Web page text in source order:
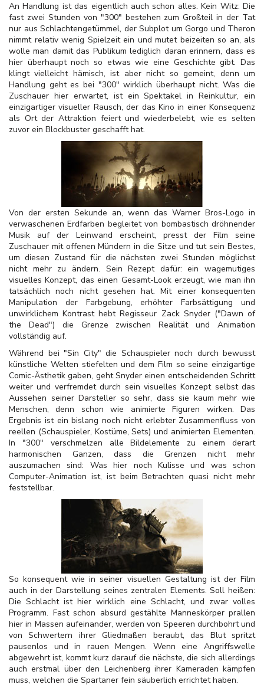
An Handlung ist das eigentlich auch schon alles. Kein Witz: Die
fast zwei Stunden von "300" bestehen zum Großteil in der Tat
nur aus Schlachtengetümmel, der Subplot um Gorgo und Theron
nimmt relativ wenig Spielzeit ein und mutet beizeiten so an, als
wolle man damit das Publikum lediglich daran erinnern, dass es
hier überhaupt noch so etwas wie eine Geschichte gibt. Das
klingt vielleicht hämisch, ist aber nicht so gemeint, denn um
Handlung geht es bei "300" wirklich überhaupt nicht. Was die
Zuschauer hier erwartet, ist ein Spektakel in Reinkultur, ein
einzigartiger visueller Rausch, der das Kino in einer Konsequenz
als Ort der Attraktion feiert und wiederbelebt, wie es selten
zuvor ein Blockbuster geschafft hat.
Von der ersten Sekunde an, wenn das Warner Bros-Logo in
verwaschenen Erdfarben begleitet von bombastisch dröhnender
Musik auf der Leinwand erscheint, presst der Film seine
Zuschauer mit offenen Mündern in die Sitze und tut sein Bestes,
um diesen Zustand für die nächsten zwei Stunden möglichst
nicht mehr zu ändern. Sein Rezept dafür: ein wagemutiges
visuelles Konzept, das einen Gesamt-Look erzeugt, wie man ihn
tatsächlich noch nicht gesehen hat. Mit einer konsequenten
Manipulation der Farbgebung, erhöhter Farbsättigung und
unwirklichem Kontrast hebt Regisseur Zack Snyder ("Dawn of
the Dead") die Grenze zwischen Realität und Animation
vollständig auf.
Während bei "Sin City" die Schauspieler noch durch bewusst
künstliche Welten stiefelten und dem Film so seine einzigartige
Comic-Ästhetik gaben, geht Snyder einen entscheidenden Schritt
weiter und verfremdet durch sein visuelles Konzept selbst das
Aussehen seiner Darsteller so sehr, dass sie kaum mehr wie
Menschen, denn schon wie animierte Figuren wirken. Das
Ergebnis ist ein bislang noch nicht erlebter Zusammenfluss von
reellen (Schauspieler, Kostüme, Sets) und animierten Elementen.
In "300" verschmelzen alle Bildelemente zu einem derart
harmonischen Ganzen, dass die Grenzen nicht mehr
auszumachen sind: Was hier noch Kulisse und was schon
Computer-Animation ist, ist beim Betrachten quasi nicht mehr
feststellbar.
So konsequent wie in seiner visuellen Gestaltung ist der Film
auch in der Darstellung seines zentralen Elements. Soll heißen:
Die Schlacht ist hier wirklich eine Schlacht, und zwar volles
Programm. Fast schon absurd gestählte Manneskörper prallen
hier in Massen aufeinander, werden von Speeren durchbohrt und
von Schwertern ihrer Gliedmaßen beraubt, das Blut spritzt
pausenlos und in rauen Mengen. Wenn eine Angriffswelle
abgewehrt ist, kommt kurz darauf die nächste, die sich allerdings
auch erstmal über den Leichenberg ihrer Kameraden kämpfen
muss, welchen die Spartaner fein säuberlich errichtet haben.